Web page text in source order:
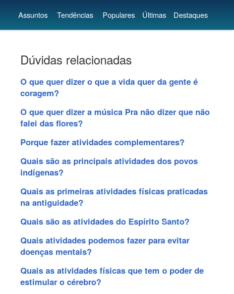
Assuntos Tendências Populares Últimas Destaques
Dúvidas relacionadas
O que quer dizer o que a vida quer da gente é
coragem?
O que quer dizer a música Pra não dizer que não
falei das flores?
Porque fazer atividades complementares?
Quais são as principais atividades dos povos
indígenas?
Quais as primeiras atividades físicas praticadas
na antiguidade?
Quais são as atividades do Espírito Santo?
Quais atividades podemos fazer para evitar
doenças mentais?
Quais as atividades físicas que tem o poder de
estimular o cérebro?